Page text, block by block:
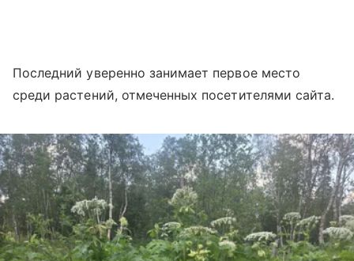
Последний уверенно занимает первое место
среди растений, отмеченных посетителями сайта.